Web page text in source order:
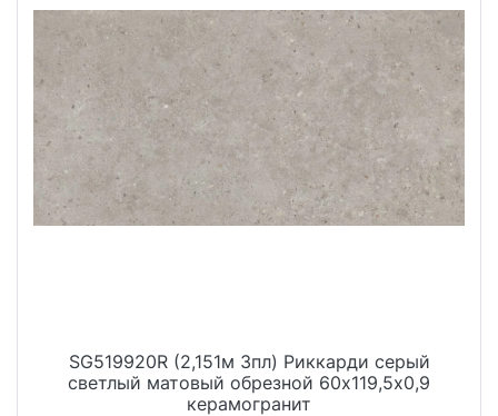
SG519920R (2,151м 3пл) Риккарди серый
светлый матовый обрезной 60х119,5x0,9
керамогранит